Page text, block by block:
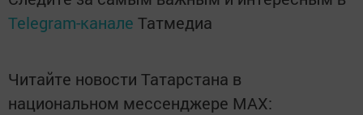
Telegram-канале Татмедиа
Читайте новости Татарстана в
национальном мессенджере MАХ: